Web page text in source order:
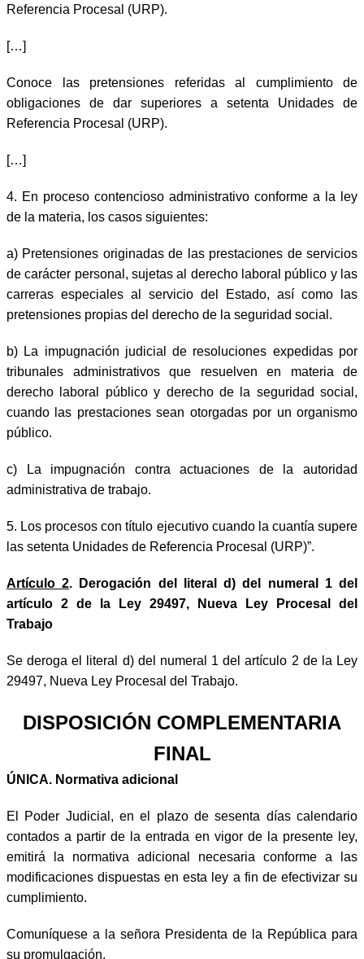
Referencia Procesal (URP).
[…]
Conoce las pretensiones referidas al cumplimiento de
obligaciones de dar superiores a setenta Unidades de
Referencia Procesal (URP).
[…]
4. En proceso contencioso administrativo conforme a la ley
de la materia, los casos siguientes:
a) Pretensiones originadas de las prestaciones de servicios
de carácter personal, sujetas al derecho laboral público y las
carreras especiales al servicio del Estado, así como las
pretensiones propias del derecho de la seguridad social.
b) La impugnación judicial de resoluciones expedidas por
tribunales administrativos que resuelven en materia de
derecho laboral público y derecho de la seguridad social,
cuando las prestaciones sean otorgadas por un organismo
público.
c)
La impugnación contra actuaciones de la autoridad
administrativa de trabajo.
5. Los procesos con título ejecutivo cuando la cuantía supere
las setenta Unidades de Referencia Procesal (URP)”.
Artículo 2. Derogación del literal d) del numeral 1 del
artículo 2 de la Ley 29497, Nueva Ley Procesal del
Trabajo
Se deroga el literal d) del numeral 1 del artículo 2 de la Ley
29497, Nueva Ley Procesal del Trabajo.
DISPOSICIÓN COMPLEMENTARIA
FINAL
ÚNICA. Normativa adicional
El Poder Judicial, en el plazo de sesenta días calendario
contados a partir de la entrada en vigor de la presente ley,
emitirá la normativa adicional necesaria conforme a las
modificaciones dispuestas en esta ley a fin de efectivizar su
cumplimiento.
Comuníquese a la señora Presidenta de la República para
su promulgación.